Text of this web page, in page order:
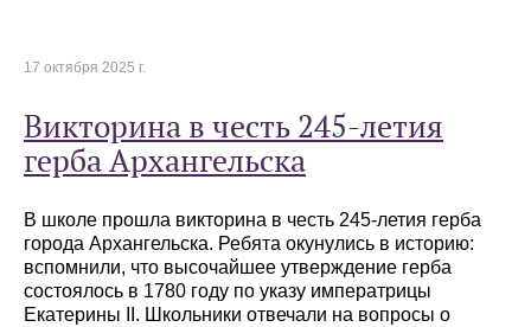
17 октября 2025 г.
Викторина в честь 245-летия
герба Архангельска
В школе прошла викторина в честь 245-летия герба
города Архангельска. Ребята окунулись в историю:
вспомнили, что высочайшее утверждение герба
состоялось в 1780 году по указу императрицы
Екатерины II. Школьники отвечали на вопросы о